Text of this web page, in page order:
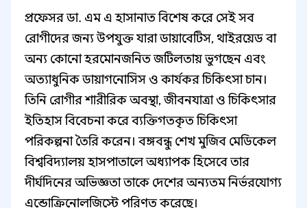
প্রফেসর ডা. এম এ হাসানাত বিশেষ করে সেই সব
রোগীদের জন্য উপযুক্ত যারা ডায়াবেটিস, থাইরয়েড বা
অন্য কোনো হরমোনজনিত জটিলতায় ভুগছেন এবং
অত্যাধুনিক ডায়াগনোসিস ও কার্যকর চিকিৎসা চান।
তিনি রোগীর শারীরিক অবস্থা, জীবনযাত্রা ও চিকিৎসার
ইতিহাস বিবেচনা করে ব্যক্তিগতকৃত চিকিৎসা
পরিকল্পনা তৈরি করেন। বঙ্গবন্ধু শেখ মুজিব মেডিকেল
বিশ্ববিদ্যালয় হাসপাতালে অধ্যাপক হিসেবে তার
দীর্ঘদিনের অভিজ্ঞতা তাকে দেশের অন্যতম নির্ভরযোগ্য
এন্ডোক্রিনোলজিস্টে পরিণত করেছে।